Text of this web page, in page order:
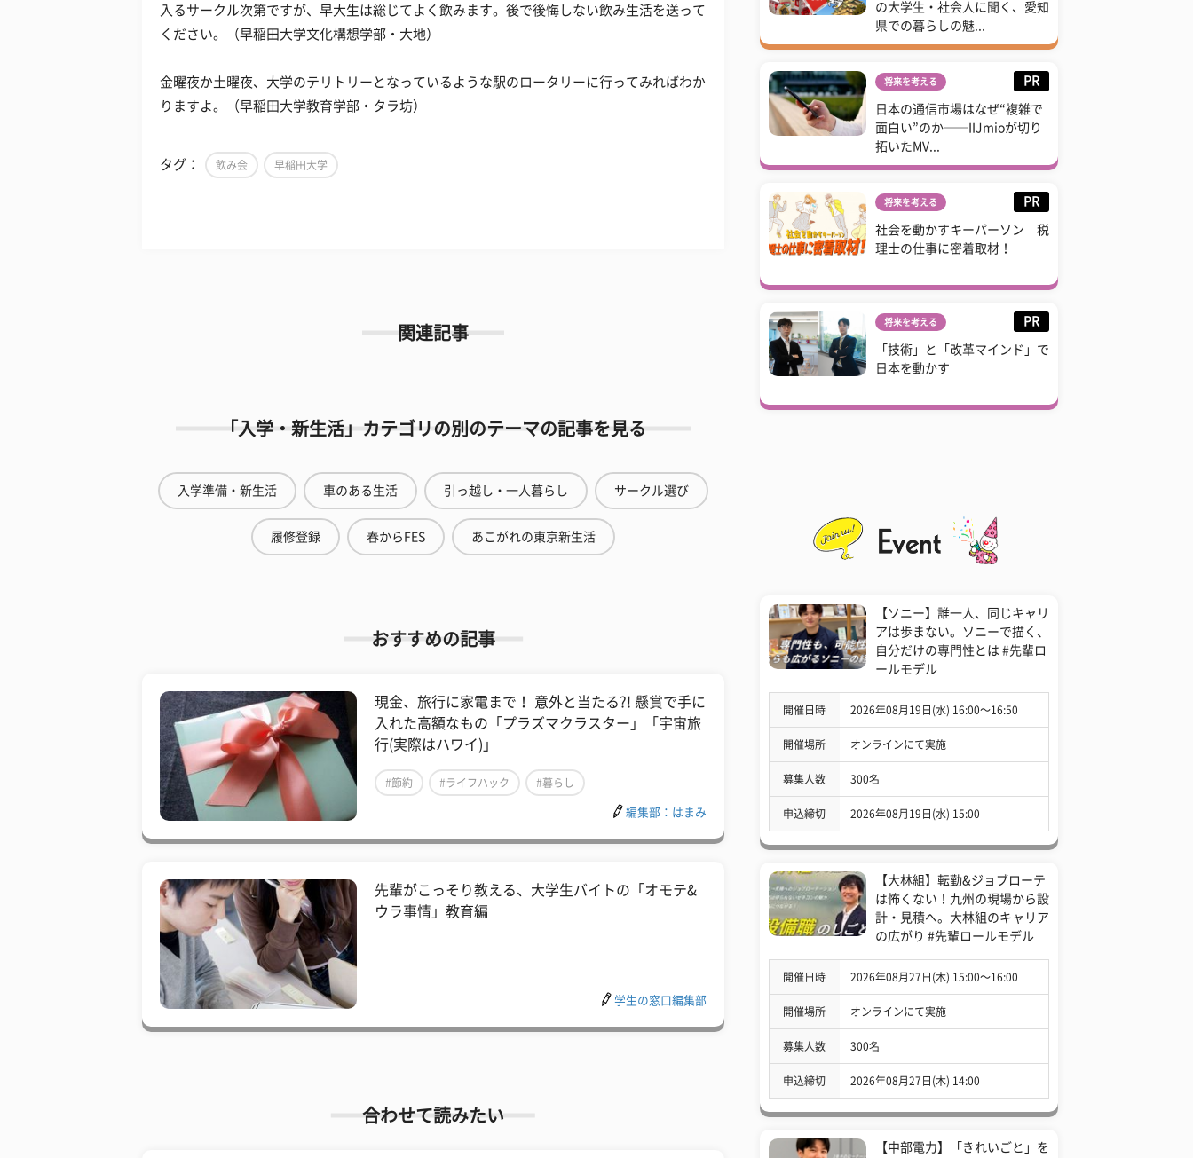
入るサークル次第ですが、早大生は総じてよく飲みます。後で後悔しない飲み生活を送って
ください。（早稲田大学文化構想学部・大地）
金曜夜か土曜夜、大学のテリトリーとなっているような駅のロータリーに行ってみればわか
りますよ。（早稲田大学教育学部・タラ坊）
タグ： 飲み会 早稲田大学
関連記事
「入学・新生活」カテゴリの別のテーマの記事を見る
入学準備・新生活 車のある生活 引っ越し・一人暮らし サークル選び
履修登録 春からFES あこがれの東京新生活
おすすめの記事
現金、旅行に家電まで！ 意外と当たる?! 懸賞で手に
入れた高額なもの「プラズマクラスター」「宇宙旅
行(実際はハワイ)」
#節約 #ライフハック #暮らし
編集部：はまみ
先輩がこっそり教える、大学生バイトの「オモテ&
ウラ事情」教育編
学生の窓口編集部
合わせて読みたい
の大学生・社会人に聞く、愛知
県での暮らしの魅...
将来を考える PR
日本の通信市場はなぜ“複雑で
面白い”のか──IIJmioが切り
拓いたMV...
将来を考える PR
社会を動かすキーパーソン 税
理士の仕事に密着取材！
将来を考える PR
「技術」と「改革マインド」で
日本を動かす
【ソニー】誰一人、同じキャリ
アは歩まない。ソニーで描く、
自分だけの専門性とは #先輩ロ
ールモデル
開催日時 2026年08月19日(水) 16:00〜16:50
開催場所 オンラインにて実施
募集人数 300名
申込締切 2026年08月19日(水) 15:00
【大林組】転勤&ジョブローテ
は怖くない！九州の現場から設
計・見積へ。大林組のキャリア
の広がり #先輩ロールモデル
開催日時 2026年08月27日(木) 15:00〜16:00
開催場所 オンラインにて実施
募集人数 300名
申込締切 2026年08月27日(木) 14:00
【中部電力】「きれいごと」を